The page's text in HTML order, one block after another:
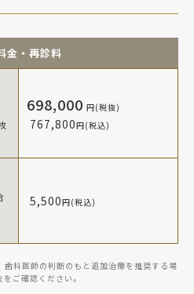
金・再診料
698,000 円(税抜)
767,800円(税込)
5,500円(税込)
科医師の判断のもと追加治療を推奨する場
ご確認ください。